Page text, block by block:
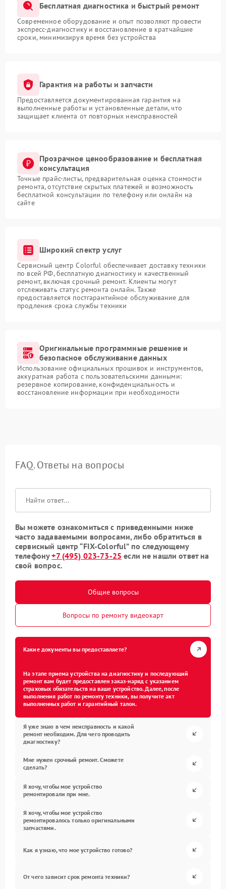
Бесплатная диагностика и быстрый ремонт
Современное оборудование и опыт позволяют провести
экспресс-диагностику и восстановление в кратчайшие
сроки, минимизируя время без устройства
Гарантия на работы и запчасти
Предоставляется документированная гарантия на
выполненные работы и установленные детали, что
защищает клиента от повторных неисправностей
Прозрачное ценообразование и бесплатная
консультация
Точные прайс-листы, предварительная оценка стоимости
ремонта, отсутствие скрытых платежей и возможность
бесплатной консультации по телефону или онлайн на
сайте
Широкий спектр услуг
Сервисный центр Colorful обеспечивает доставку техники
по всей РФ, бесплатную диагностику и качественный
ремонт, включая срочный ремонт. Клиенты могут
отслеживать статус ремонта онлайн. Также
предоставляется постгарантийное обслуживание для
продления срока службы техники
Оригинальные программные решение и
безопасное обслуживание данных
Использование официальных прошивок и инструментов,
аккуратная работа с пользовательскими данными:
резервное копирование, конфиденциальность и
восстановление информации при необходимости
FAQ. Ответы на вопросы
Вы можете ознакомиться с приведенными ниже
часто задаваемыми вопросами, либо обратиться в
сервисный центр “FIX-Colorful” по следующему
телефону+7 (495) 023-73-25 если не нашли ответ на
свой вопрос.
Общие вопросы
Вопросы по ремонту видеокарт
Какие документы вы предоставляете?
На этапе приема устройства на диагностику и последующий
ремонт вам будет предоставлен заказ-наряд с указанием
страховых обязательств на ваше устройство. Далее, после
выполнения работ по ремонту техники, вы получите акт
выполненных работ и гарантийный талон.
Я уже знаю в чем неисправность и какой
ремонт необходим. Для чего проводить
диагностику?
Мне нужен срочный ремонт. Сможете
сделать?
Я хочу, чтобы мое устройство
ремонтировали при мне.
Я хочу, чтобы мое устройство
ремонтировалось только оригинальными
запчастями.
Как я узнаю, что мое устройство готово?
От чего зависит срок ремонта техники?